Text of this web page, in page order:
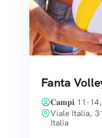
Fanta
𝐂𝐚𝐦𝐩𝐢 11-
Viale Italia,
Italia